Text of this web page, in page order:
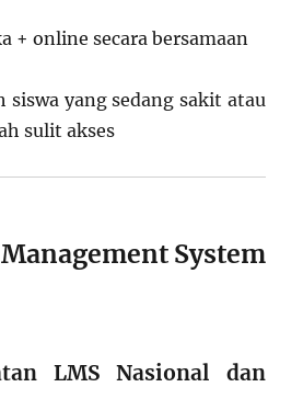
+ online secara bersamaan
siswa yang sedang sakit atau
sulit akses
System
LMS Nasional dan